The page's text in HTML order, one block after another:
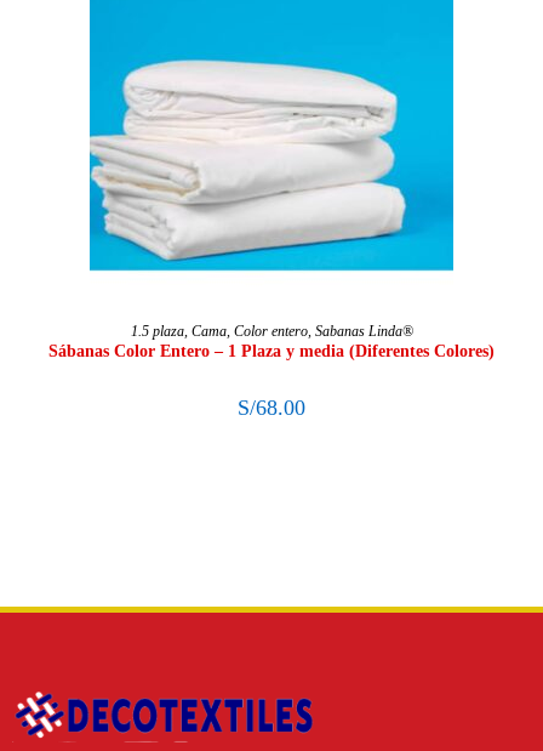
SELECCIONAR OPCIONES
1.5 plaza, Cama, Color entero, Sabanas Linda®
Sábanas Color Entero – 1 Plaza y media (Diferentes Colores)
S/68.00